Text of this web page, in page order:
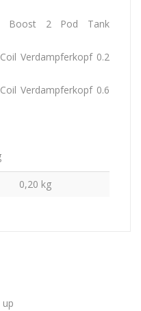
Boost 2 Pod Tank
Verdampferkopf 0.2
Verdampferkopf 0.6
0,20 kg